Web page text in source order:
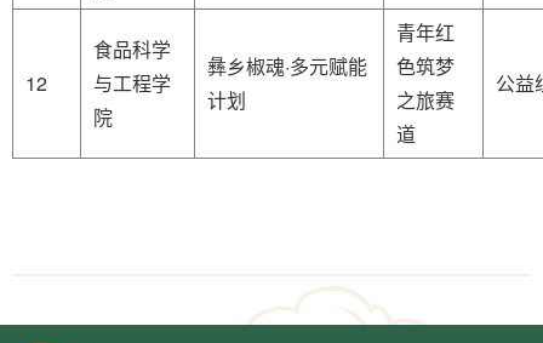
12
食品科学
与工程学
院
彝乡椒魂·多元赋能
计划
青年红
色筑梦
之旅赛
道
公益